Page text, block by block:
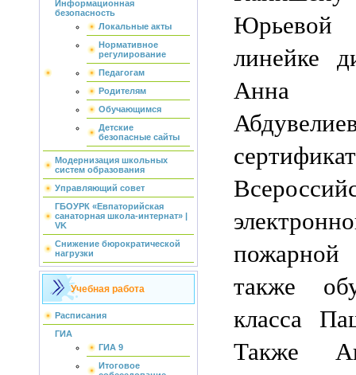
Информационная
безопасность
Локальные акты
Нормативное
регулирование
Педагогам
Родителям
Обучающимся
Детские
безопасные сайты
Модернизация школьных
систем образования
Управляющий совет
ГБОУРК «Евпаторийская
санаторная школа-интернат» |
VK
Снижение бюрократической
нагрузки
Учебная работа
Расписания
ГИА
ГИА 9
Итоговое
Юрьевой
линейке
Анна
пожарной
также
класса
Также